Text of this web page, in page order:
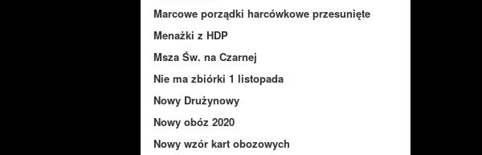
Marcowe porządki harcówkowe przesunięte
Menażki z HDP
Msza Św. na Czarnej
Nie ma zbiórki 1 listopada
Nowy Drużynowy
Nowy obóz 2020
Nowy wzór kart obozowych